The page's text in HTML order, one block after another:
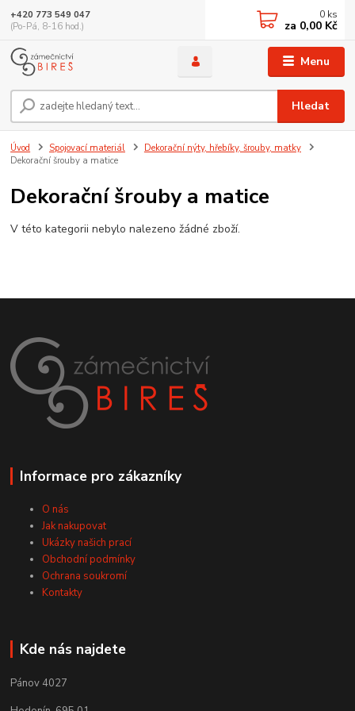
Menu
Hledat
+420 773 549 047
(Po-Pá, 8-16 hod.)
0 ks
za 0,00 Kč
Úvod Spojovací materiál
Dekorační nýty, hřebíky, šrouby, matky
Dekorační šrouby a matice
Dekorační šrouby a matice
V této kategorii nebylo nalezeno žádné zboží.
Informace pro zákazníky
O nás
Jak nakupovat
Ukázky našich prací
Obchodní podmínky
Ochrana soukromí
Kontakty
Kde nás najdete
Pánov 4027